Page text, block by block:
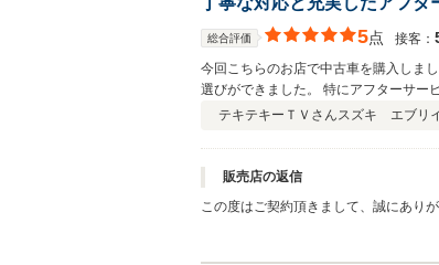
総合評価 5点 接客：
今回こちらのお店で中古車を購入しま
選びができました。 特にアフターサー
も込めて星4つとさせていただきます。
テキテキーＴＶさんスズキ エブリ
販売店の返信
この度はご契約頂きまして、誠にあり